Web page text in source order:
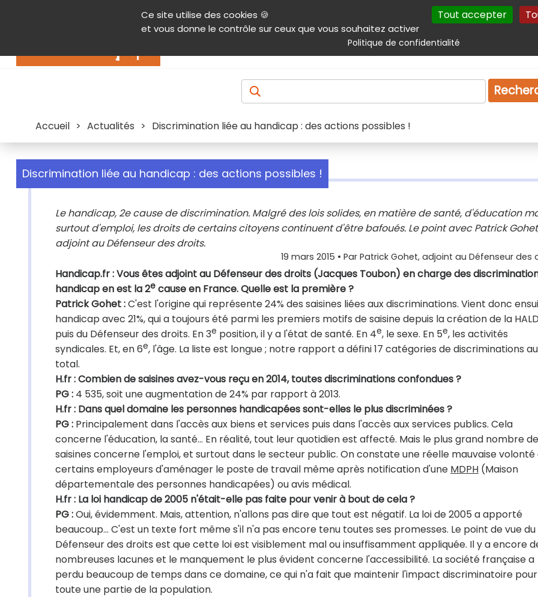
Ce site utilise des cookies 🍪
et vous donne le contrôle sur ceux que vous souhaitez activer
Tout accepter
Politique de confidentialité
Contenu Aide et accessibilité Menu principal Autres services Plan du site
Produits & services Emploi Droit
Accueil > Actualités > Discrimination liée au handicap : des actions possibles !
Discrimination liée au handicap : des actions possibles !
Le handicap, 2e cause de discrimination. Malgré des lois solides, en matière de santé, d'éducation
surtout d'emploi, les droits de certains citoyens continuent d'être bafoués. Le point avec Patrick
adjoint au Défenseur des droits.
19 mars 2015 • Par Patrick Gohet, adjoint au Défenseur des
Handicap.fr : Vous êtes adjoint au Défenseur des droits (Jacques Toubon) en charge des
handicap en est la 2e cause en France. Quelle est la première ?
Patrick Gohet :C'est l'origine qui représente 24% des saisines liées aux discriminations. Vient donc
handicap avec 21%, qui a toujours été parmi les premiers motifs de saisine depuis la création de la
puis du Défenseur des droits. En 3e position, il y a l'état de santé. En 4e, le sexe. En 5e, les activités
syndicales. Et, en 6e, l'âge. La liste est longue ; notre rapport a défini 17 catégories de discriminations au
total.
H.fr : Combien de saisines avez-vous reçu en 2014, toutes discriminations confondues ?
PG : 4 535, soit une augmentation de 24% par rapport à 2013.
H.fr : Dans quel domaine les personnes handicapées sont-elles le plus discriminées ?
PG : Principalement dans l'accès aux biens et services puis dans l'accès aux services publics. Cela
concerne l'éducation, la santé… En réalité, tout leur quotidien est affecté. Mais le plus grand nombre de
saisines concerne l'emploi, et surtout dans le secteur public. On constate une réelle mauvaise volonté
certains employeurs d'aménager le poste de travail même après notification d'une MDPH (Maison
départementale des personnes handicapées) ou avis médical.
H.fr : La loi handicap de 2005 n'était-elle pas faite pour venir à bout de cela ?
PG :Oui, évidemment. Mais, attention, n'allons pas dire que tout est négatif. La loi de 2005 a apporté
beaucoup… C'est un texte fort même s'il n'a pas encore tenu toutes ses promesses. Le point de vue du
Défenseur des droits est que cette loi est visiblement mal ou insuffisamment appliquée. Il y a encore
nombreuses lacunes et le manquement le plus évident concerne l'accessibilité. La société française a
perdu beaucoup de temps dans ce domaine, ce qui n'a fait que maintenir l'impact discriminatoire pour
toute une partie de la population.